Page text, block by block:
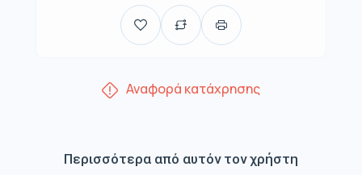
Αναφορά κατάχρησης
Περισσότερα από αυτόν τον χρήστη